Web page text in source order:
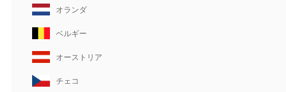
オランダ
ベルギー
オーストリア
チェコ